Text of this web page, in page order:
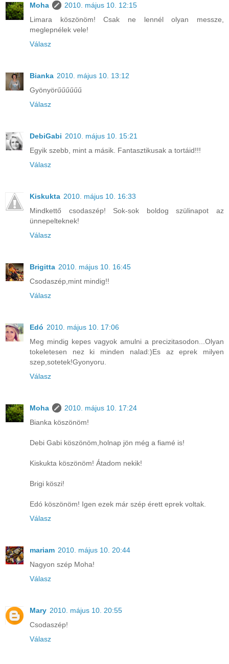
Moha
2010. május 10. 12:15
Limara köszönöm! Csak ne lennél olyan messze,
meglepnélek vele!
Válasz
Bianka 2010. május 10. 13:12
Gyönyörűűűűűű
Válasz
DebiGabi 2010. május 10. 15:21
Egyik szebb, mint a másik. Fantasztikusak a tortáid!!!
Válasz
Kiskukta 2010. május 10. 16:33
Mindkettő csodaszép! Sok-sok boldog szülinapot az
ünnepelteknek!
Válasz
Brigitta 2010. május 10. 16:45
Csodaszép,mint mindig!!
Válasz
Edó 2010. május 10. 17:06
Meg mindig kepes vagyok amulni a precizitasodon...Olyan
tokeletesen nez ki minden nalad:)Es az eprek milyen
szep,sotetek!Gyonyoru.
Válasz
Moha
2010. május 10. 17:24
Bianka köszönöm!
Debi Gabi köszönöm,holnap jön még a fiamé is!
Kiskukta köszönöm! Átadom nekik!
Brigi köszi!
Edó köszönöm! Igen ezek már szép érett eprek voltak.
Válasz
mariam 2010. május 10. 20:44
Nagyon szép Moha!
Válasz
Mary 2010. május 10. 20:55
Csodaszép!
Válasz